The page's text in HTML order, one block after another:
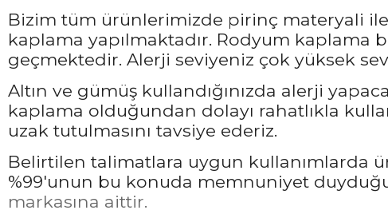
Bizim tüm ürünlerimizde pirinç materyali ile
kaplama yapılmaktadır. Rodyum kaplama
geçmektedir. Alerji seviyeniz çok yüksek
Altın ve gümüş kullandığınızda alerji
kaplama olduğundan dolayı rahatlıkla
uzak tutulmasını tavsiye ederiz.
Belirtilen talimatlara uygun kullanımlarda
%99'unun bu konuda memnuniyet
markasına aittir.